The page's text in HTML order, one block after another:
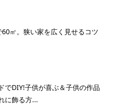
㎡。狭い家を広く見せるコツ
でDIY!子供が喜ぶ＆子供の作品
に飾る方...